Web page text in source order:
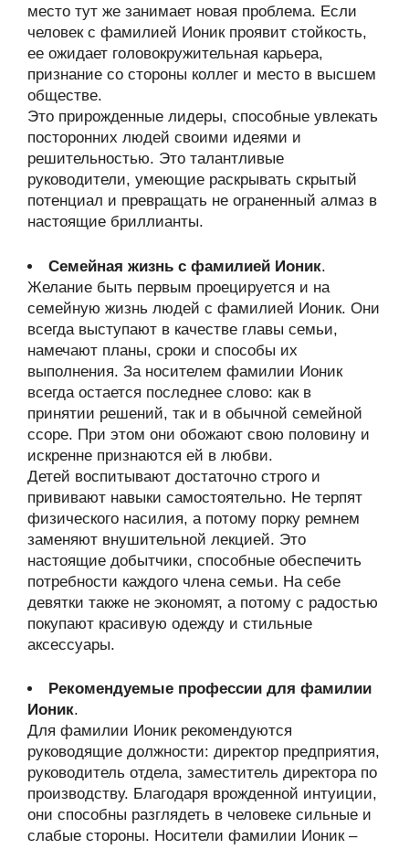
место тут же занимает новая проблема. Если
человек с фамилией Ионик проявит стойкость,
ее ожидает головокружительная карьера,
признание со стороны коллег и место в высшем
обществе.
Это прирожденные лидеры, способные увлекать
посторонних людей своими идеями и
решительностью. Это талантливые
руководители, умеющие раскрывать скрытый
потенциал и превращать не ограненный алмаз в
настоящие бриллианты.
Семейная жизнь с фамилией Ионик.
Желание быть первым проецируется и на
семейную жизнь людей с фамилией Ионик. Они
всегда выступают в качестве главы семьи,
намечают планы, сроки и способы их
выполнения. За носителем фамилии Ионик
всегда остается последнее слово: как в
принятии решений, так и в обычной семейной
ссоре. При этом они обожают свою половину и
искренне признаются ей в любви.
Детей воспитывают достаточно строго и
прививают навыки самостоятельно. Не терпят
физического насилия, а потому порку ремнем
заменяют внушительной лекцией. Это
настоящие добытчики, способные обеспечить
потребности каждого члена семьи. На себе
девятки также не экономят, а потому с радостью
покупают красивую одежду и стильные
аксессуары.
Рекомендуемые профессии для фамилии
Ионик.
Для фамилии Ионик рекомендуются
руководящие должности: директор предприятия,
руководитель отдела, заместитель директора по
производству. Благодаря врожденной интуиции,
они способны разглядеть в человеке сильные и
слабые стороны. Носители фамилии Ионик –